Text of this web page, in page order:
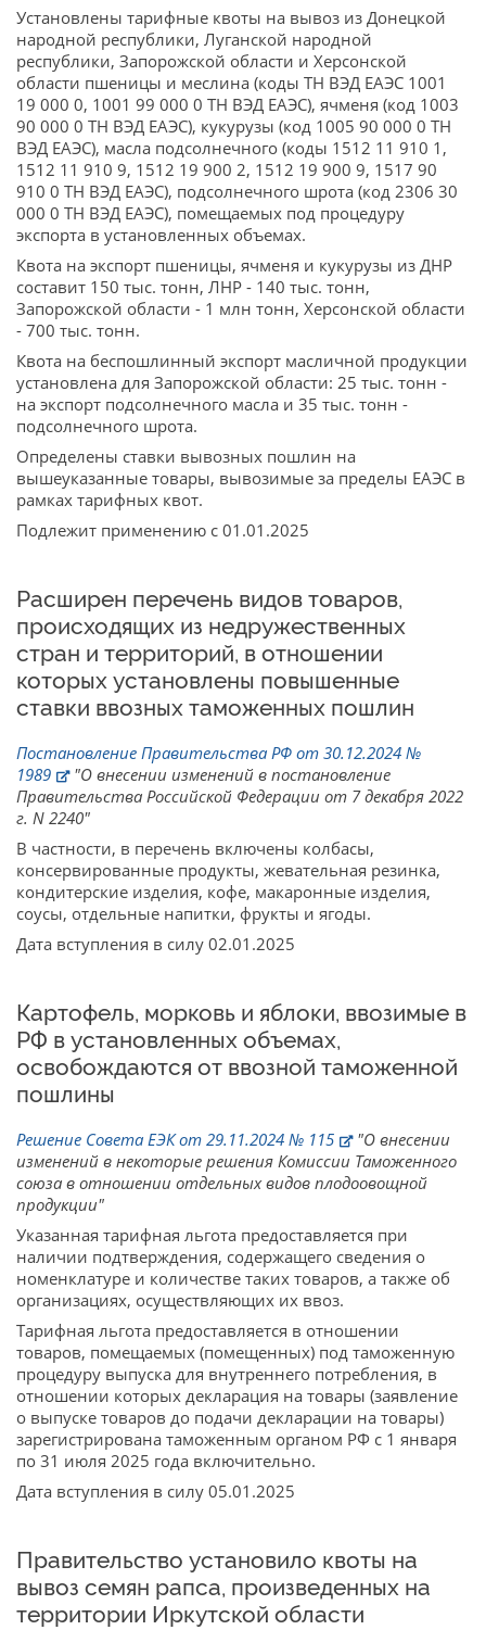
Установлены тарифные квоты на вывоз из Донецкой
народной республики, Луганской народной
республики, Запорожской области и Херсонской
области пшеницы и меслина (коды ТН ВЭД ЕАЭС 1001
19 000 0, 1001 99 000 0 ТН ВЭД ЕАЭС), ячменя (код 1003
90 000 0 ТН ВЭД ЕАЭС), кукурузы (код 1005 90 000 0 ТН
ВЭД ЕАЭС), масла подсолнечного (коды 1512 11 910 1,
1512 11 910 9, 1512 19 900 2, 1512 19 900 9, 1517 90
910 0 ТН ВЭД ЕАЭС), подсолнечного шрота (код 2306 30
000 0 ТН ВЭД ЕАЭС), помещаемых под процедуру
экспорта в установленных объемах.
Квота на экспорт пшеницы, ячменя и кукурузы из ДНР
составит 150 тыс. тонн, ЛНР - 140 тыс. тонн,
Запорожской области - 1 млн тонн, Херсонской области
- 700 тыс. тонн.
Квота на беспошлинный экспорт масличной продукции
установлена для Запорожской области: 25 тыс. тонн -
на экспорт подсолнечного масла и 35 тыс. тонн -
подсолнечного шрота.
Определены ставки вывозных пошлин на
вышеуказанные товары, вывозимые за пределы ЕАЭС в
рамках тарифных квот.
Подлежит применению с 01.01.2025
Расширен перечень видов товаров,
происходящих из недружественных
стран и территорий, в отношении
которых установлены повышенные
ставки ввозных таможенных пошлин
Постановление Правительства РФ от 30.12.2024 №
1989
"О внесении изменений в постановление
Правительства Российской Федерации от 7 декабря 2022
г. N 2240"
В частности, в перечень включены колбасы,
консервированные продукты, жевательная резинка,
кондитерские изделия, кофе, макаронные изделия,
соусы, отдельные напитки, фрукты и ягоды.
Дата вступления в силу 02.01.2025
Картофель, морковь и яблоки, ввозимые в
РФ в установленных объемах,
освобождаются от ввозной таможенной
пошлины
Решение Совета ЕЭК от 29.11.2024 № 115
"О внесении
изменений в некоторые решения Комиссии Таможенного
союза в отношении отдельных видов плодоовощной
продукции"
Указанная тарифная льгота предоставляется при
наличии подтверждения, содержащего сведения о
номенклатуре и количестве таких товаров, а также об
организациях, осуществляющих их ввоз.
Тарифная льгота предоставляется в отношении
товаров, помещаемых (помещенных) под таможенную
процедуру выпуска для внутреннего потребления, в
отношении которых декларация на товары (заявление
о выпуске товаров до подачи декларации на товары)
зарегистрирована таможенным органом РФ с 1 января
по 31 июля 2025 года включительно.
Дата вступления в силу 05.01.2025
Правительство установило квоты на
вывоз семян рапса, произведенных на
территории Иркутской области